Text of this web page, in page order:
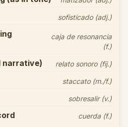
sofisticado (adj.)
caja de resonancia
(f.)
narrative) relato sonoro (fij.)
staccato (m./f.)
sobresalir (v.)
cuerda (f.)